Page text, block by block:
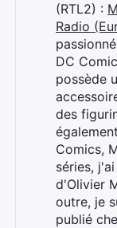
(RTL2) :
Radio
DC
possède
des
Comics,
séries,
d'Olivier
outre, je
publié